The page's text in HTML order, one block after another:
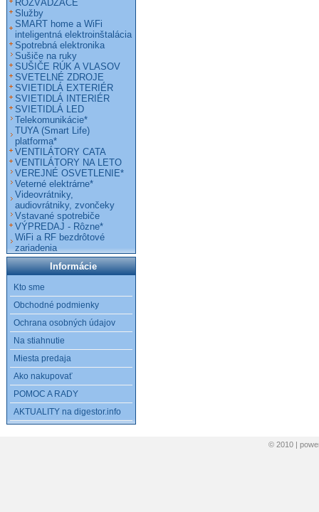
ROZVÁDZAČE
Služby
SMART home a WiFi
inteligentná elektroinštalácia
Spotrebná elektronika
Sušiče na ruky
SUŠIČE RÚK A VLASOV
SVETELNÉ ZDROJE
SVIETIDLÁ EXTERIÉR
SVIETIDLÁ INTERIÉR
SVIETIDLÁ LED
Telekomunikácie*
TUYA (Smart Life)
platforma*
VENTILÁTORY CATA
VENTILÁTORY NA LETO
VEREJNÉ OSVETLENIE*
Veterné elektrárne*
Videovrátniky,
audiovrátniky, zvončeky
Vstavané spotrebiče
VÝPREDAJ - Rôzne*
WiFi a RF bezdrôtové
zariadenia
Informácie
Kto sme
Obchodné podmienky
Ochrana osobných údajov
Na stiahnutie
Miesta predaja
Ako nakupovať
POMOC A RADY
AKTUALITY na digestor.info
© 2010 |